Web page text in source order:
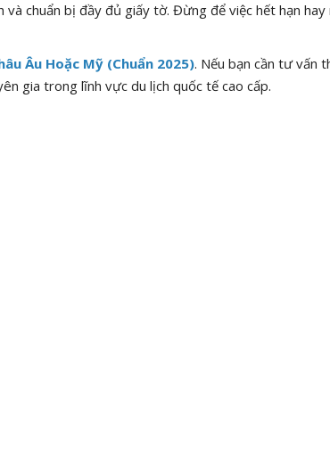
chuẩn bị đầy đủ giấy tờ. Đừng để việc hết hạn
Âu Hoặc Mỹ (Chuẩn 2025). Nếu bạn cần tư vấn
gia trong lĩnh vực du lịch quốc tế cao cấp.